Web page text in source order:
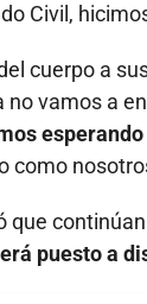
Civil,
cuerpo a
no vamos a
como
puesto a